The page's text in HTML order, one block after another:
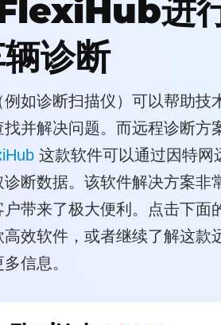
进
诊断
如诊断扫描仪）可以帮助技
找并解决问题。而远程诊断方
这款软件可以通过因特网
断数据。该软件解决方案非
户带来了极大便利。点击下面
效软件，或者继续了解这款
信息。